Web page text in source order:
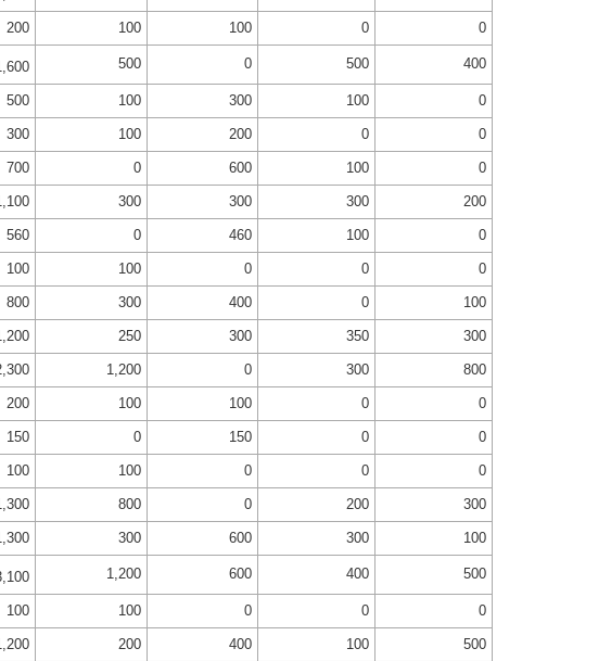
200 100 100 0 0
500 0 500 400
500 100 300 100 0
300 100 200 0 0
700 0 600 100 0
300 300 300 200
560 0 460 100 0
100 100 0 0 0
800 300 400 0 100
250 300 350 300
1,200 0 300 800
200 100 100 0 0
150 0 150 0 0
100 100 0 0 0
800 0 200 300
300 600 300 100
1,200 600 400 500
100 100 0 0 0
200 400 100 500